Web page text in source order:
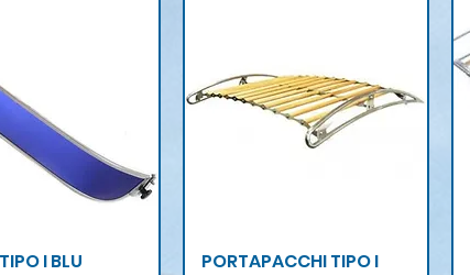
rapida
I BLU
Vista rapida
PORTAPACCHI TIPO I